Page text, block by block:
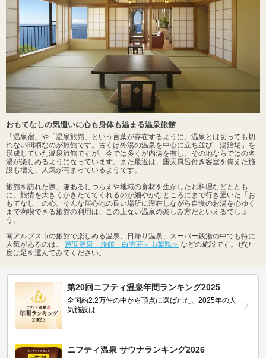
おもてなしの気遣いに心も身体も温まる温泉旅館
「温泉宿」や「温泉旅館」という言葉が存在するように、温泉とは切っても切
れない間柄なのが旅館です。古くは外湯の温泉を中心に立ち並び「湯治場」を
形成していた温泉旅館ですが、今では多くが内湯を有し、その地ならではの名
湯が楽しめるようになっています。また最近は、露天風呂付き客室を備えた施
設も増え、人気が高まっているようです。
旅館を訪れた際、趣あるしつらえや地域の食材を生かしたお料理などととも
に、旅情を大きくかきたててくれるのが細やかなところにまで行き届いた「お
もてなし」の心。そんな居心地の良い場所に滞在しながら自慢のお湯を心ゆく
まで満喫できる旅館の利用は、この上ない温泉の楽しみ方だといえるでしょ
う。
南アルプス市の旅館で楽しめる温泉、日帰り温泉、スーパー銭湯の中でも特に
人気があるのは、 芦安温泉 旅館 白雲荘＜山梨県＞ などの施設です。ぜひ一
度は足を運んでみてください。
第20回ニフティ温泉年間ランキング2025
全国約2.2万件の中から頂点に選ばれた、2025年の人
気施設は…
ニフティ温泉 サウナランキング2026